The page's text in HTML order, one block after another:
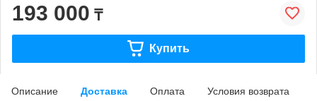
193 000 ₸
Купить
Описание Доставка Оплата Условия возврата